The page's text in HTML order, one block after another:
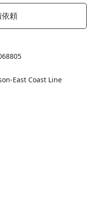
頼
East Coast Line